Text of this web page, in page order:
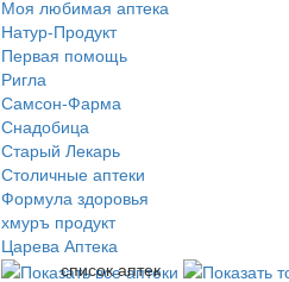
Моя любимая аптека
Натур-Продукт
Первая помощь
Ригла
Самсон-Фарма
Снадобица
Старый Лекарь
Столичные аптеки
Формула здоровья
хмуръ продукт
Царева Аптека
список аптек